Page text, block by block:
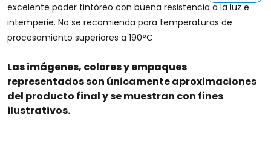
excelente poder tintóreo con buena resistencia a la luz e
intemperie. No se recomienda para temperaturas de
procesamiento superiores a 190°C
Las imágenes, colores y empaques
representados son únicamente aproximaciones
del producto final y se muestran con fines
ilustrativos.